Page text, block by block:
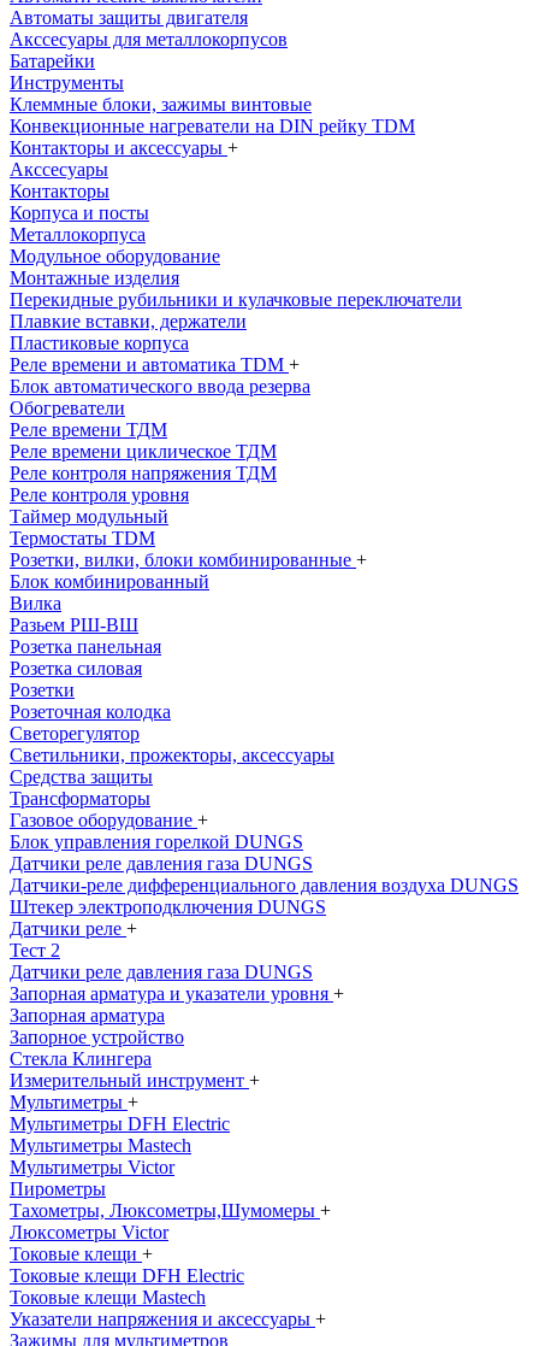
Автоматы защиты двигателя
Акссесуары для металлокорпусов
Батарейки
Инструменты
Клеммные блоки, зажимы винтовые
Конвекционные нагреватели на DIN рейку TDM
Контакторы и аксессуары +
Акссесуары
Контакторы
Корпуса и посты
Металлокорпуса
Модульное оборудование
Монтажные изделия
Перекидные рубильники и кулачковые переключатели
Плавкие вставки, держатели
Пластиковые корпуса
Реле времени и автоматика TDM +
Блок автоматического ввода резерва
Обогреватели
Реле времени ТДМ
Реле времени циклическое ТДМ
Реле контроля напряжения ТДМ
Реле контроля уровня
Таймер модульный
Термостаты TDM
Розетки, вилки, блоки комбинированные +
Блок комбинированный
Вилка
Разьем РШ-ВШ
Розетка панельная
Розетка силовая
Розетки
Розеточная колодка
Светорегулятор
Светильники, прожекторы, аксессуары
Средства защиты
Трансформаторы
Газовое оборудование +
Блок управления горелкой DUNGS
Датчики реле давления газа DUNGS
Датчики-реле дифференциального давления воздуха DUNGS
Штекер электроподключения DUNGS
Датчики реле +
Тест 2
Датчики реле давления газа DUNGS
Запорная арматура и указатели уровня +
Запорная арматура
Запорное устройство
Стекла Клингера
Измерительный инструмент +
Мультиметры +
Мультиметры DFH Electric
Мультиметры Mastech
Мультиметры Victor
Пирометры
Тахометры, Люксометры,Шумомеры +
Люксометры Victor
Токовые клещи +
Токовые клещи DFH Electric
Токовые клещи Mastech
Указатели напряжения и аксессуары +
Зажимы для мультиметров